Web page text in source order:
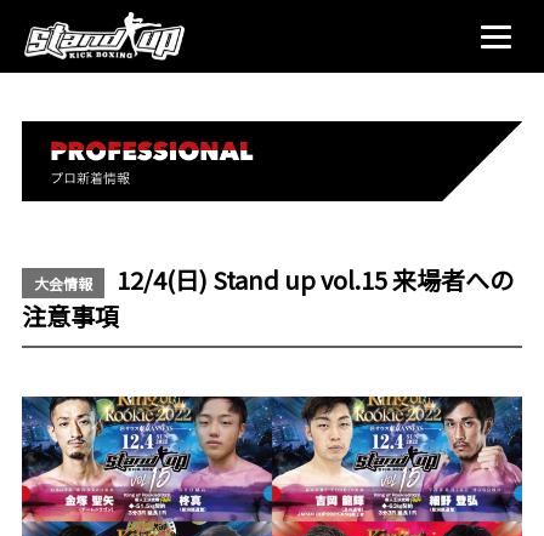
大会情報
12/4(日) Stand up vol.15 来場者への
注意事項